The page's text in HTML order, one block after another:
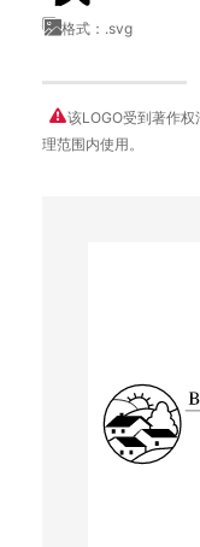
格式：.svg
该LOGO受到著作
理范围内使用。